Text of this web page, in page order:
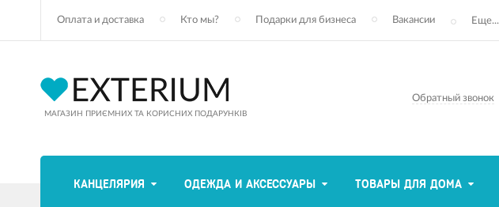
Оплата и доставка Кто мы? Подарки для бизнеса Вакансии Еще...
МАГАЗИН ПРИЄМНИХ ТА КОРИСНИХ ПОДАРУНКІВ
Обратный звонок
КАНЦЕЛЯРИЯ ОДЕЖДА И АКСЕССУАРЫ ТОВАРЫ ДЛЯ ДОМА